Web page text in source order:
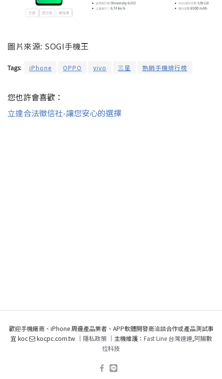
圖片來源: SOGI手機王
Tags: iPhone OPPO vivo 三星 熱銷手機排行榜
您也許會喜歡：
立達合法徵信社-讓您安心的選擇
歡迎手機廠商、iPhone 周邊產品業者、APP軟體開發商洽談合作或產品測試事
宜 koc
kocpc.com.tw ｜ 隱私政策｜主機維護： Fast Line 台灣速連,阿腸數
位科技